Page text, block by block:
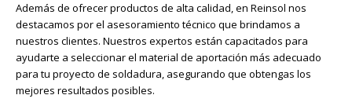
Además de ofrecer productos de alta calidad, en Reinsol nos
destacamos por el asesoramiento técnico que brindamos a
nuestros clientes. Nuestros expertos están capacitados para
ayudarte a seleccionar el material de aportación más adecuado
para tu proyecto de soldadura, asegurando que obtengas los
mejores resultados posibles.